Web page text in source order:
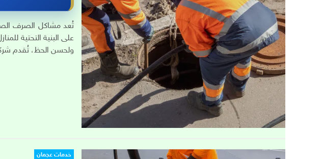
تُعد مشاكل الصرف
على البنية التحتية
ولحسن الحظ، تُقدم شركة
خدمات عجمان